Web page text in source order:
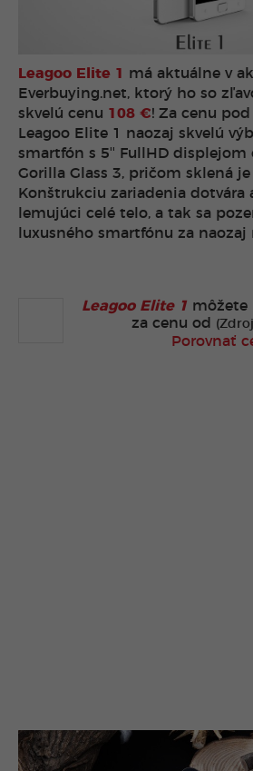
Leagoo Elite 1
má aktuálne v
Everbuying.net, ktorý ho so
skvelú cenu 108 €! Za cenu
Leagoo Elite 1 naozaj skvelú
smartfón s 5″ FullHD
Gorilla Glass 3, pričom sklená
Konštrukciu zariadenia dotvára
lemujúci celé telo, a tak sa
luxusného smartfónu za naozaj
Leagoo Elite 1 môžete
za cenu od
Porovnať